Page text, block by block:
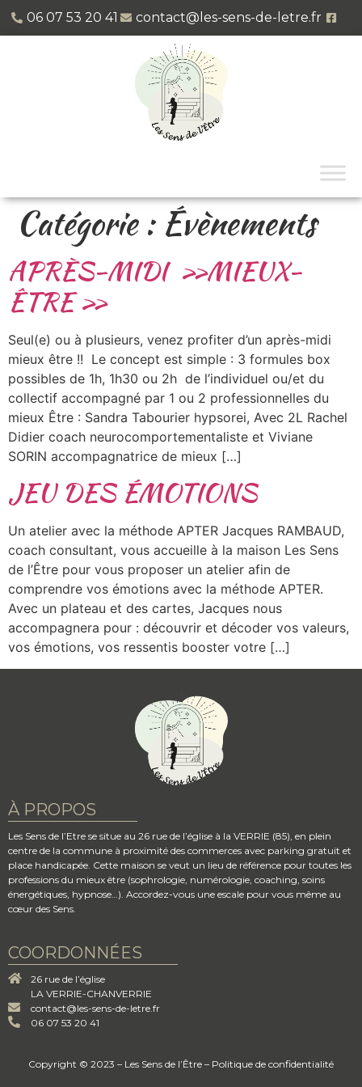
06 07 53 20 41​ contact@les-sens-de-letre.fr
Catégorie :Évènements
APRÈS-MIDI »MIEUX-
ÊTRE »
Seul(e) ou à plusieurs, venez profiter d’un après-midi
mieux être !! Le concept est simple : 3 formules box
possibles de 1h, 1h30 ou 2h de l’individuel ou/et du
collectif accompagné par 1 ou 2 professionnelles du
mieux Être : Sandra Tabourier hypsorei, Avec 2L Rachel
Didier coach neurocomportementaliste et Viviane
SORIN accompagnatrice de mieux […]
JEU DES ÉMOTIONS
Un atelier avec la méthode APTER Jacques RAMBAUD,
coach consultant, vous accueille à la maison Les Sens
de l’Être pour vous proposer un atelier afin de
comprendre vos émotions avec la méthode APTER.
Avec un plateau et des cartes, Jacques nous
accompagnera pour : découvrir et décoder vos valeurs,
vos émotions, vos ressentis booster votre […]
À PROPOS
Les Sens de l’Etre se situe au 26 rue de l’église à la VERRIE (85), en plein
centre de la commune à proximité des commerces avec parking gratuit et
place handicapée. Cette maison se veut un lieu de référence pour toutes les
professions du mieux être (sophrologie, numérologie, coaching, soins
énergétiques, hypnose…). Accordez-vous une escale pour vous même au
cœur des Sens.
COORDONNÉES
26 rue de l’église
LA VERRIE-CHANVERRIE
contact@les-sens-de-letre.fr
06 07 53 20 41​
Copyright © 2023 – Les Sens de l’Être – Politique de confidentialité